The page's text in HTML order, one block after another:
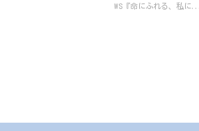
WS『命にふれる、私に...